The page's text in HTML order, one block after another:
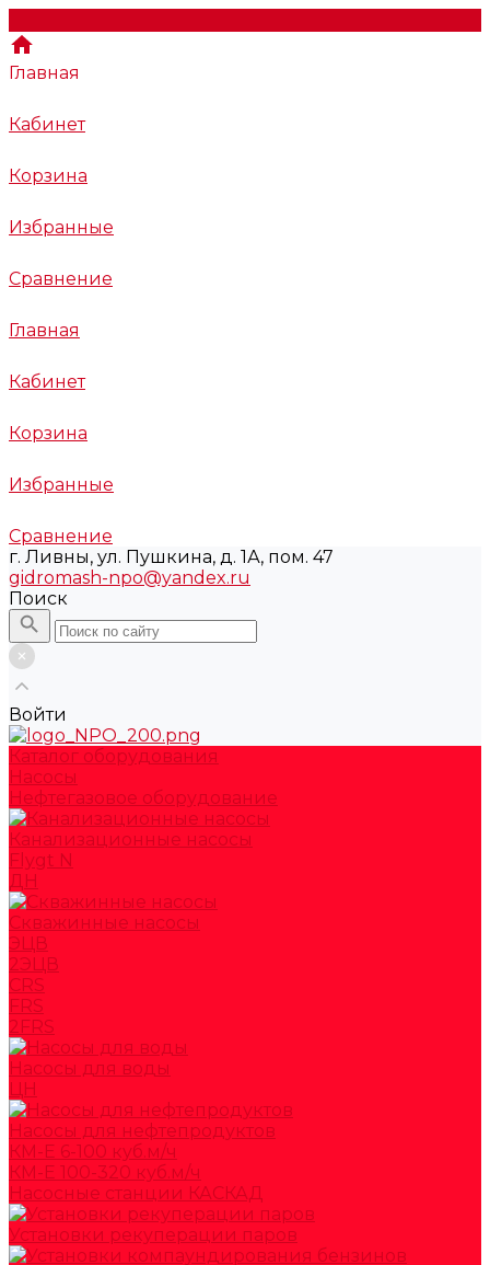
Главная
Кабинет
Корзина
Избранные
Сравнение
Главная
Кабинет
Корзина
Избранные
Сравнение
г. Ливны, ул. Пушкина, д. 1А, пом. 47
gidromash-npo@yandex.ru
Поиск
Войти
Каталог оборудования
Насосы
Нефтегазовое оборудование
Канализационные насосы
Flygt N
ДН
Скважинные насосы
ЭЦВ
2ЭЦВ
CRS
FRS
2FRS
Насосы для воды
ЦН
Насосы для нефтепродуктов
КМ-Е 6-100 куб.м/ч
КМ-Е 100-320 куб.м/ч
Насосные станции КАСКАД
Установки рекуперации паров